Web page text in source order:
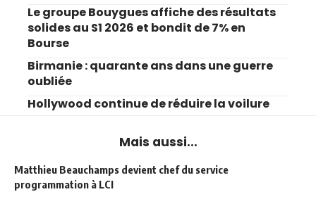
Le groupe Bouygues affiche des résultats
solides au S1 2026 et bondit de 7% en
Bourse
Birmanie : quarante ans dans une guerre
oubliée
Hollywood continue de réduire la voilure
Mais aussi...
Matthieu Beauchamps devient chef du service
programmation à LCI